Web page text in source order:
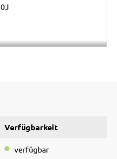
Verfügbarkeit
verfügbar